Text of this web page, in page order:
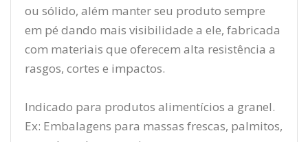
ou sólido, além manter seu produto sempre
em pé dando mais visibilidade a ele, fabricada
com materiais que oferecem alta resistência a
rasgos, cortes e impactos.
Indicado para produtos alimentícios a granel.
Ex: Embalagens para massas frescas, palmitos,